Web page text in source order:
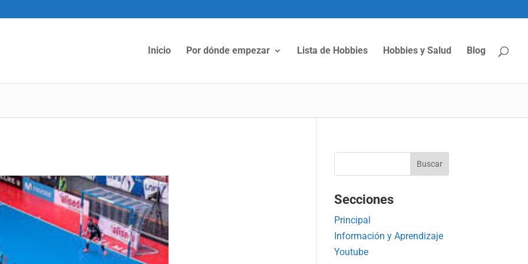
Inicio Por dónde empezar Lista de Hobbies Hobbies y Salud Blog
Secciones
Principal
Información y Aprendizaje
Youtube